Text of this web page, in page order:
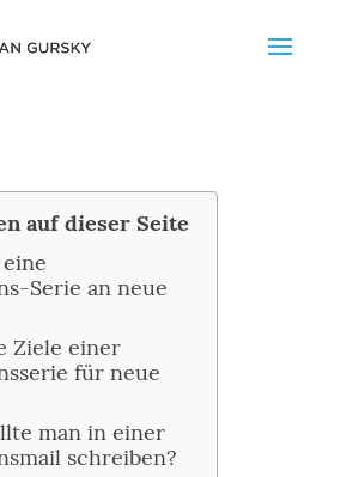
auf dieser Seite
Serie an neue
Ziele einer
für neue
man in einer
schreiben?